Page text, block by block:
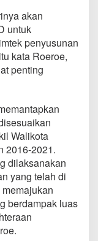
n
a
d
a
n
s
t
r
a
K
o
t
a
T
o
m
o
akan
untuk
penyusunan
kata Roeroe,
penting
Walikota
2016-2021.
dilaksanakan
yang telah di
berdampak luas